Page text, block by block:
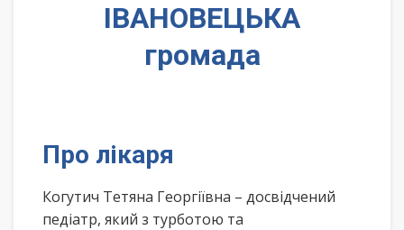
ІВАНОВЕЦЬКА
громада
Про лікаря
Когутич Тетяна Георгіївна – досвідчений
педіатр, який з турботою та